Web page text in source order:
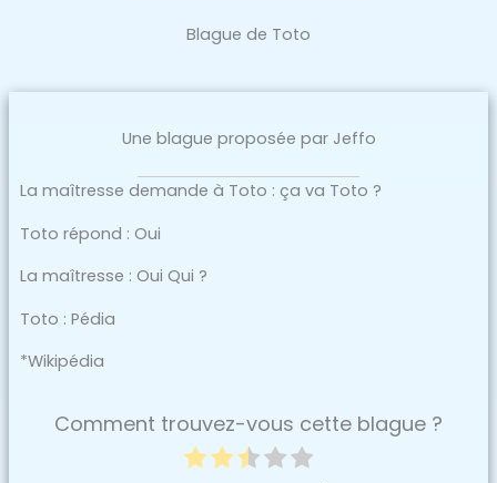
Blague de Toto
Une blague proposée par Jeffo
La maîtresse demande à Toto : ça va Toto ?
Toto répond : Oui
La maîtresse : Oui Qui ?
Toto : Pédia
*Wikipédia
Comment trouvez-vous cette blague ?